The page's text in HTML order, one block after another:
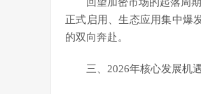
正式启用、生态应用集中爆
的双向奔赴。
三、2026年核心发展机